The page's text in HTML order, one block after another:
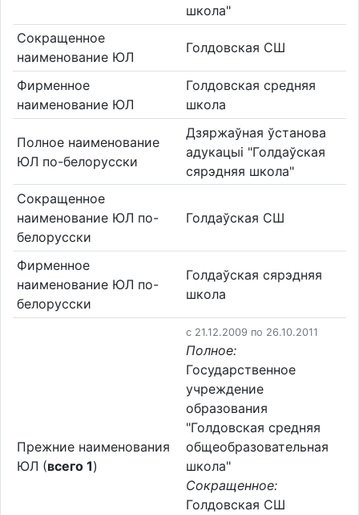
школа"
Сокращенное
наименование ЮЛ
Голдовская СШ
Фирменное
наименование ЮЛ
Голдовская средняя
школа
Полное наименование
ЮЛ по-белорусски
Дзяржаўная ўстанова
адукацыі "Голдаўская
сярэдняя школа"
Сокращенное
наименование ЮЛ по-
белорусски
Голдаўская СШ
Фирменное
наименование ЮЛ по-
белорусски
Голдаўская сярэдняя
школа
Прежние наименования
ЮЛ (всего 1)
c 21.12.2009 по 26.10.2011
Полное:
Государственное
учреждение
образования
"Голдовская средняя
общеобразовательная
школа"
Сокращенное:
Голдовская СШ